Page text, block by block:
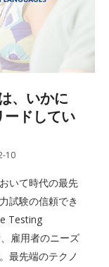
、いかに
ードしてい
10
いて時代の最先
試験の信頼でき
Testing
雇用者のニーズ
最先端のテクノ